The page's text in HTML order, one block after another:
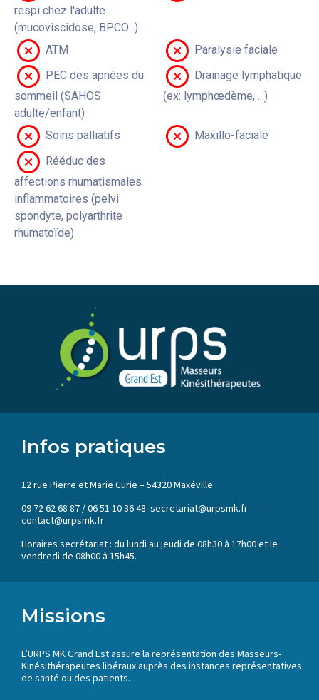
respi chez l'adulte
(mucoviscidose, BPCO...)
ATM
Paralysie faciale
PEC des apnées du
sommeil (SAHOS
adulte/enfant)
Drainage lymphatique
(ex: lymphœdème, ...)
Soins palliatifs
Maxillo-faciale
Rééduc des
affections rhumatismales
inflammatoires (pelvi
spondyte, polyarthrite
rhumatoïde)
Infos pratiques
12 rue Pierre et Marie Curie – 54320 Maxéville
09 72 62 68 87 / 06 51 10 36 48 secretariat@urpsmk.fr –
contact@urpsmk.fr
Horaires secrétariat : du lundi au jeudi de 08h30 à 17h00 et le
vendredi de 08h00 à 15h45.
Missions
L’URPS MK Grand Est assure la représentation des Masseurs-
Kinésithérapeutes libéraux auprès des instances représentatives
de santé ou des patients.